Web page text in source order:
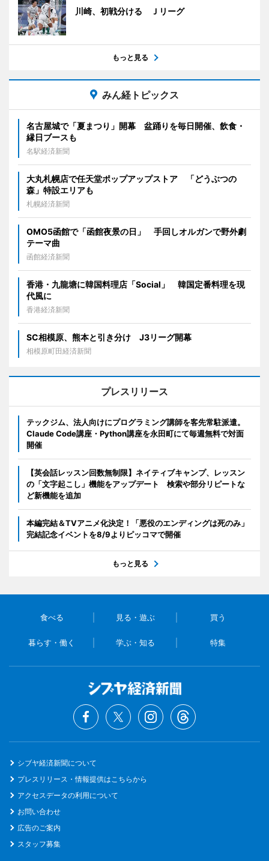
川崎、初戦分ける Ｊリーグ
もっと見る
みん経トピックス
名古屋城で「夏まつり」開幕 盆踊りを毎日開催、飲食・
縁日ブースも
名駅経済新聞
大丸札幌店で任天堂ポップアップストア 「どうぶつの
森」特設エリアも
札幌経済新聞
OMO5函館で「函館夜景の日」 手回しオルガンで野外劇
テーマ曲
函館経済新聞
香港・九龍塘に韓国料理店「Social」 韓国定番料理を現
代風に
香港経済新聞
SC相模原、熊本と引き分け J3リーグ開幕
相模原町田経済新聞
プレスリリース
テックジム、法人向けにプログラミング講師を客先常駐派遣。
Claude Code講座・Python講座を永田町にて毎週無料で対面
開催
【英会話レッスン回数無制限】ネイティブキャンプ、レッスン
の「文字起こし」機能をアップデート 検索や部分リピートな
ど新機能を追加
本編完結＆TVアニメ化決定！「悪役のエンディングは死のみ」
完結記念イベントを8/9よりピッコマで開催
もっと見る
食べる 見る・遊ぶ 買う
暮らす・働く 学ぶ・知る 特集
シブヤ経済新聞について
プレスリリース・情報提供はこちらから
アクセスデータの利用について
お問い合わせ
広告のご案内
スタッフ募集